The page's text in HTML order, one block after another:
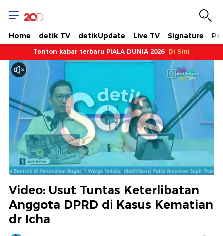
Home detik TV detikUpdate Live TV Signature
Tonton kabar terbaru PIALA DUNIA 2026 Di Sini
Berhenti
Suara
Hidup
Saat
Dimuat:
Video: Usut Tuntas Keterlibatan
Anggota DPRD di Kasus Kematian
dr Icha